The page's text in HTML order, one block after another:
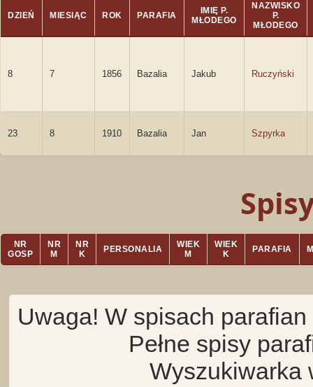
DZIEŃ MIESIĄC ROK PARAFIA
IMIĘ P.
MŁODEGO
NAZWISKO
P.
MŁODEGO
8 7 1856 Bazalia Jakub Ruczyński
23 8 1910 Bazalia Jan Szpyrka
NR
GOSP
NR
M
NR
K
PERSONALIA
WIEK
M
WIEK
K
PARAFIA
Uwaga! W spisach
Pełne spisy
Wyszukiwarka